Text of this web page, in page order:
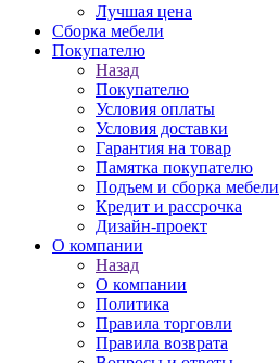
Лучшая цена
Сборка мебели
Покупателю
Назад
Покупателю
Условия оплаты
Условия доставки
Гарантия на товар
Памятка покупателю
Подъем и сборка мебели
Кредит и рассрочка
Дизайн-проект
О компании
Назад
О компании
Политика
Правила торговли
Правила возврата